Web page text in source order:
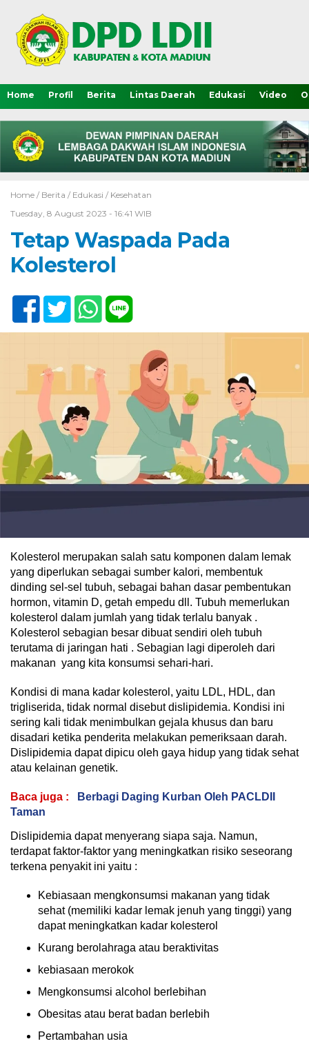
Home Profil Berita Lintas Daerah Edukasi Video
Home / Berita / Edukasi / Kesehatan
Tuesday, 8 August 2023 - 16:41 WIB
Tetap Waspada Pada
Kolesterol
Kolesterol merupakan salah satu komponen dalam lemak
yang diperlukan sebagai sumber kalori, membentuk
dinding sel-sel tubuh, sebagai bahan dasar pembentukan
hormon, vitamin D, getah empedu dll. Tubuh memerlukan
kolesterol dalam jumlah yang tidak terlalu banyak .
Kolesterol sebagian besar dibuat sendiri oleh tubuh
terutama di jaringan hati . Sebagian lagi diperoleh dari
makanan yang kita konsumsi sehari-hari.
Kondisi di mana kadar kolesterol, yaitu LDL, HDL, dan
trigliserida, tidak normal disebut dislipidemia. Kondisi ini
sering kali tidak menimbulkan gejala khusus dan baru
disadari ketika penderita melakukan pemeriksaan darah.
Dislipidemia dapat dipicu oleh gaya hidup yang tidak sehat
atau kelainan genetik.
Baca juga :
Berbagi Daging Kurban Oleh PACLDII
Taman
Dislipidemia dapat menyerang siapa saja. Namun,
terdapat faktor-faktor yang meningkatkan risiko seseorang
terkena penyakit ini yaitu :
Kebiasaan mengkonsumsi makanan yang tidak
sehat (memiliki kadar lemak jenuh yang tinggi) yang
dapat meningkatkan kadar kolesterol
Kurang berolahraga atau beraktivitas
kebiasaan merokok
Mengkonsumsi alcohol berlebihan
Obesitas atau berat badan berlebih
Pertambahan usia